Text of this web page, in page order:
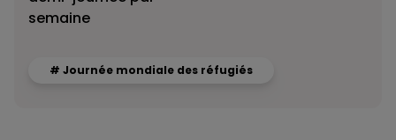
semaine
# Journée mondiale des réfugiés